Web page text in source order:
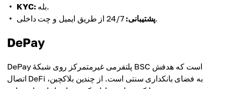
KYC:
بله.
پشتیبانی:24/7 از طریق ایمیل و چت داخلی.
DePay
DePay پلتفرمی غیرمتمرکز روی شبکهٔ BSC است که هدفش
اتصال DeFi به فضای بانکداری سنتی است. از چندین بلاکچین،